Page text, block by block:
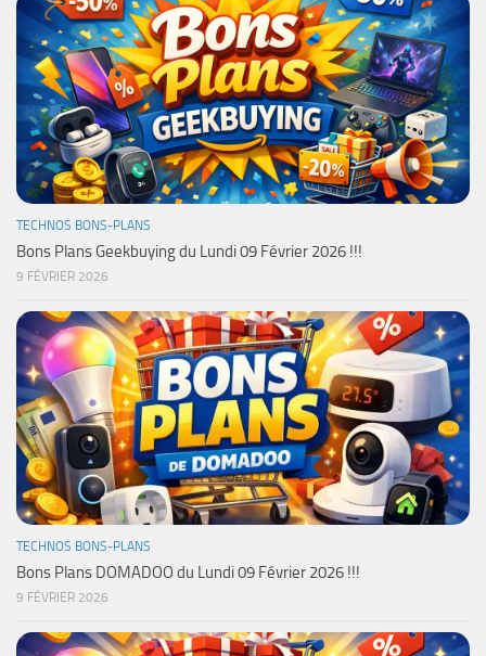
TECHNOS BONS-PLANS
Bons Plans Geekbuying du Lundi 09 Février 2026 !!!
9 FÉVRIER 2026
TECHNOS BONS-PLANS
Bons Plans DOMADOO du Lundi 09 Février 2026 !!!
9 FÉVRIER 2026